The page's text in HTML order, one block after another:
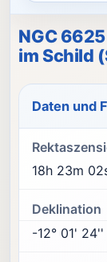
NGC
im Schild
Daten und
18h 23m
Deklination
-12° 01' 24''